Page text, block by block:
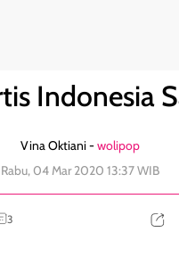
Indonesia
Vina Oktiani -wolipop
Rabu, 04 Mar 2020 13:37 WIB
3